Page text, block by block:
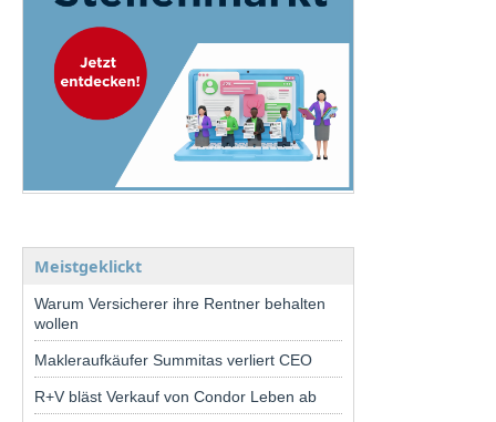
Meistgeklickt
Warum Versicherer ihre Rentner behalten
wollen
Makleraufkäufer Summitas verliert CEO
R+V bläst Verkauf von Condor Leben ab